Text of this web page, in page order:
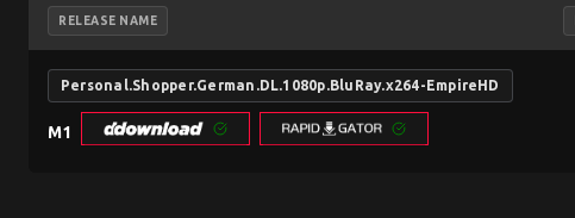
RELEASE NAME
Personal.Shopper.German.DL.1080p.BluRay.x264-EmpireHD
M1